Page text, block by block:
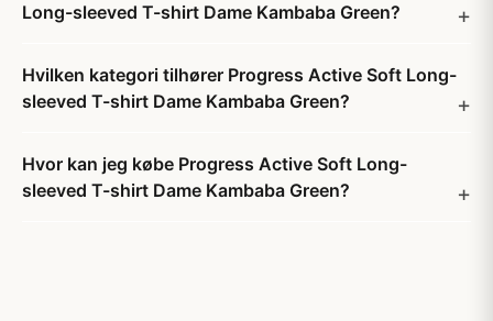
Long-sleeved T-shirt Dame Kambaba Green?
Hvilken kategori tilhører Progress Active Soft Long-
sleeved T-shirt Dame Kambaba Green?
Hvor kan jeg købe Progress Active Soft Long-
sleeved T-shirt Dame Kambaba Green?